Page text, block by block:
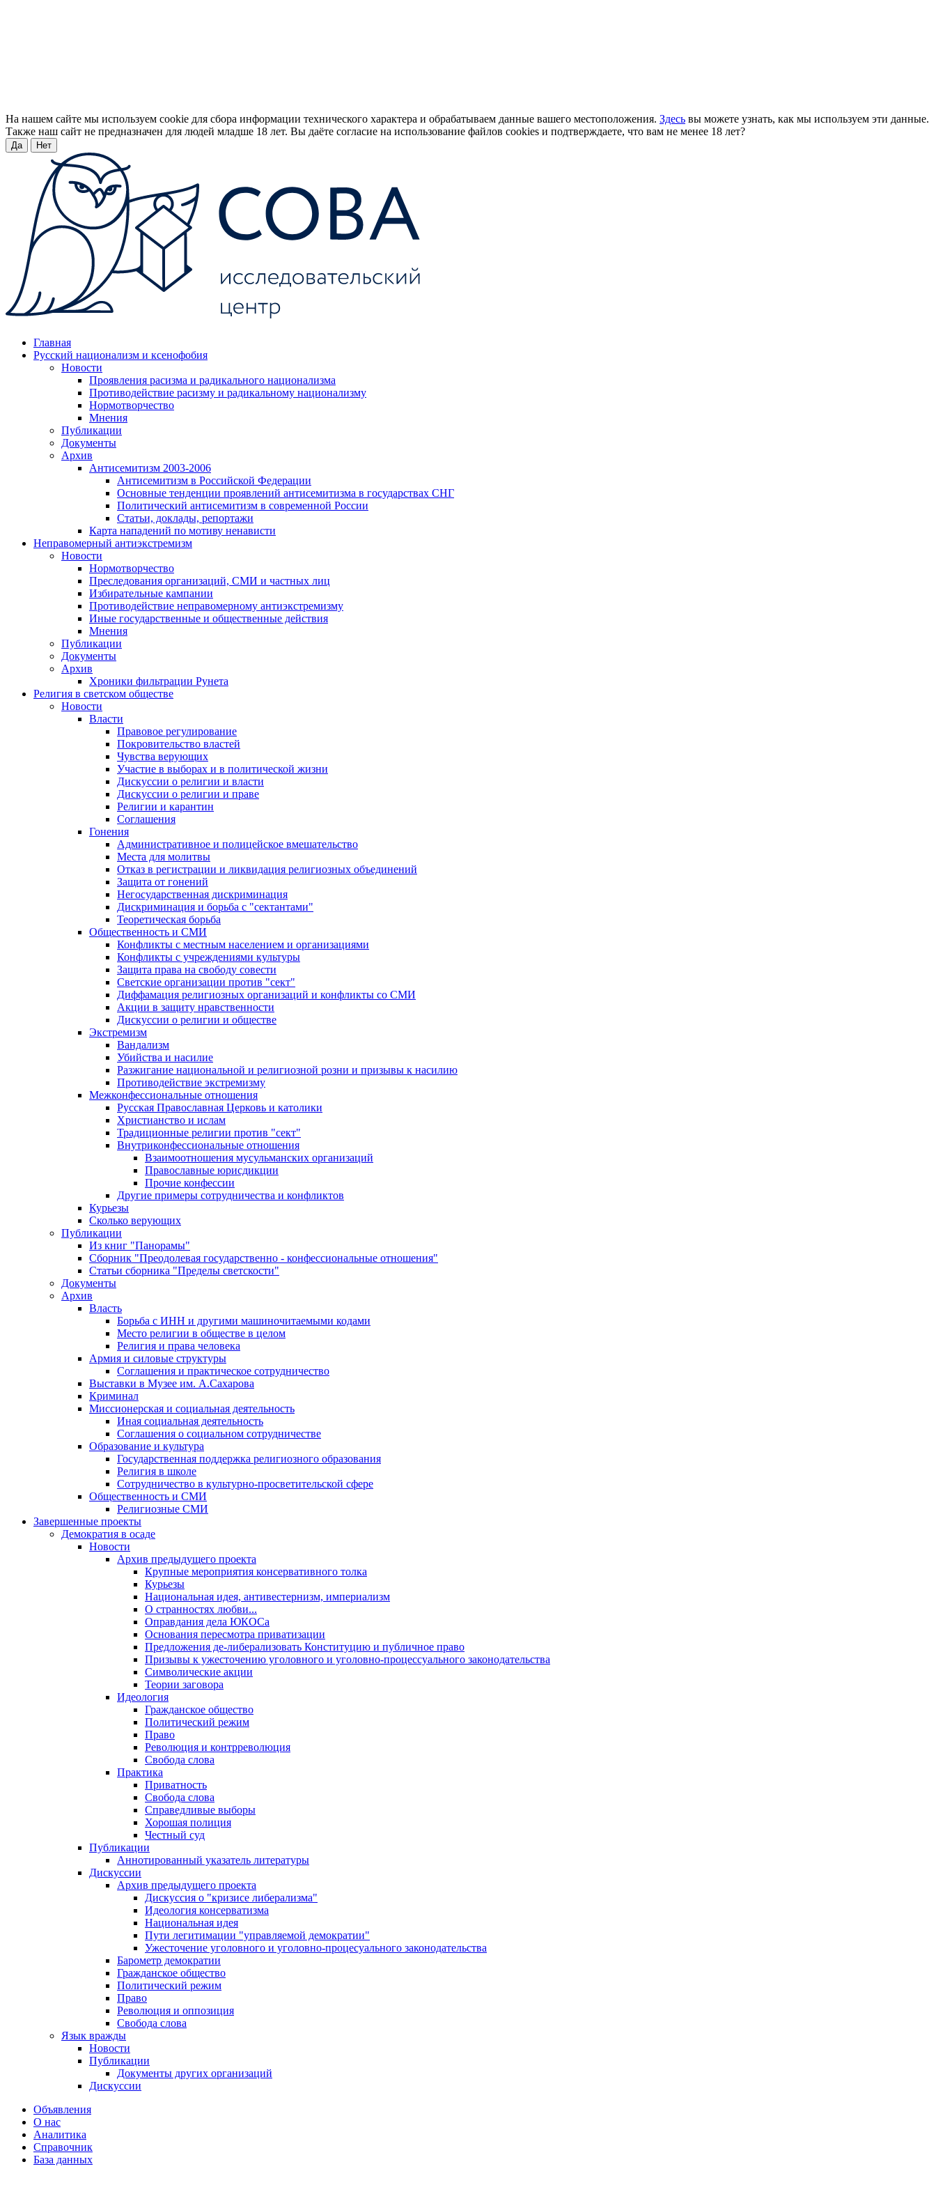
На нашем сайте мы используем cookie для сбора информации технического характера и обрабатываем данные вашего местоположения. Здесь вы можете узнать, как мы используем эти данные.
Также наш сайт не предназначен для людей младше 18 лет. Вы даёте согласие на использование файлов cookies и подтверждаете, что вам не менее 18 лет?
Да Нет
Главная
Русский национализм и ксенофобия
Новости
Проявления расизма и радикального национализма
Противодействие расизму и радикальному национализму
Нормотворчество
Мнения
Публикации
Документы
Архив
Антисемитизм 2003-2006
Антисемитизм в Российской Федерации
Основные тенденции проявлений антисемитизма в государствах СНГ
Политический антисемитизм в современной России
Статьи, доклады, репортажи
Карта нападений по мотиву ненависти
Неправомерный антиэкстремизм
Новости
Нормотворчество
Преследования организаций, СМИ и частных лиц
Избирательные кампании
Противодействие неправомерному антиэкстремизму
Иные государственные и общественные действия
Мнения
Публикации
Документы
Архив
Хроники фильтрации Рунета
Религия в светском обществе
Новости
Власти
Правовое регулирование
Покровительство властей
Чувства верующих
Участие в выборах и в политической жизни
Дискуссии о религии и власти
Дискуссии о религии и праве
Религии и карантин
Соглашения
Гонения
Административное и полицейское вмешательство
Места для молитвы
Отказ в регистрации и ликвидация религиозных объединений
Защита от гонений
Негосударственная дискриминация
Дискриминация и борьба с "сектантами"
Теоретическая борьба
Общественность и СМИ
Конфликты с местным населением и организациями
Конфликты с учреждениями культуры
Защита права на свободу совести
Светские организации против "сект"
Диффамация религиозных организаций и конфликты со СМИ
Акции в защиту нравственности
Дискуссии о религии и обществе
Экстремизм
Вандализм
Убийства и насилие
Разжигание национальной и религиозной розни и призывы к насилию
Противодействие экстремизму
Межконфессиональные отношения
Русская Православная Церковь и католики
Христианство и ислам
Традиционные религии против "сект"
Внутриконфессиональные отношения
Взаимоотношения мусульманских организаций
Православные юрисдикции
Прочие конфессии
Другие примеры сотрудничества и конфликтов
Курьезы
Сколько верующих
Публикации
Из книг "Панорамы"
Сборник "Преодолевая государственно - конфессиональные отношения"
Статьи сборника "Пределы светскости"
Документы
Архив
Власть
Борьба с ИНН и другими машиночитаемыми кодами
Место религии в обществе в целом
Религия и права человека
Армия и силовые структуры
Соглашения и практическое сотрудничество
Выставки в Музее им. А.Сахарова
Криминал
Миссионерская и социальная деятельность
Иная социальная деятельность
Соглашения о социальном сотрудничестве
Образование и культура
Государственная поддержка религиозного образования
Религия в школе
Сотрудничество в культурно-просветительской сфере
Общественность и СМИ
Религиозные СМИ
Завершенные проекты
Демократия в осаде
Новости
Архив предыдущего проекта
Крупные мероприятия консервативного толка
Курьезы
Национальная идея, антивестернизм, империализм
О странностях любви...
Оправдания дела ЮКОСа
Основания пересмотра приватизации
Предложения де-либерализовать Конституцию и публичное право
Призывы к ужесточению уголовного и уголовно-процессуального законодательства
Символические акции
Теории заговора
Идеология
Гражданское общество
Политический режим
Право
Революция и контрреволюция
Свобода слова
Практика
Приватность
Свобода слова
Справедливые выборы
Хорошая полиция
Честный суд
Публикации
Аннотированный указатель литературы
Дискуссии
Архив предыдущего проекта
Дискуссия о "кризисе либерализма"
Идеология консерватизма
Национальная идея
Пути легитимации "управляемой демократии"
Ужесточение уголовного и уголовно-процесуального законодательства
Барометр демократии
Гражданское общество
Политический режим
Право
Революция и оппозиция
Свобода слова
Язык вражды
Новости
Публикации
Документы других организаций
Дискуссии
Объявления
О нас
Аналитика
Справочник
База данных